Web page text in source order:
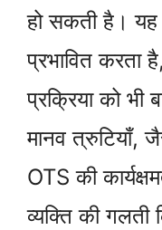
हो सकती है।
प्रभावित करता
प्रक्रिया को भी
मानव त्रुटियाँ,
OTS की
व्यक्ति की गलती